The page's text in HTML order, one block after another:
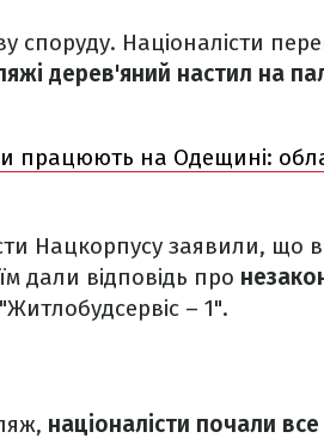
споруду. Націоналісти
дерев'яний настил на
працюють на Одещині:
Нацкорпусу заявили, що
дали відповідь про
– 1".
націоналісти почали